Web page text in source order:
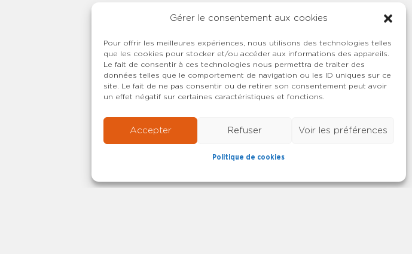
Gérer le consentement aux cookies
Pour offrir les meilleures expériences, nous utilisons des technologies telles
que les cookies pour stocker et/ou accéder aux informations des appareils.
Le fait de consentir à ces technologies nous permettra de traiter des
données telles que le comportement de navigation ou les ID uniques sur ce
site. Le fait de ne pas consentir ou de retirer son consentement peut avoir
un effet négatif sur certaines caractéristiques et fonctions.
Accepter Refuser Voir les préférences
Politique de cookies